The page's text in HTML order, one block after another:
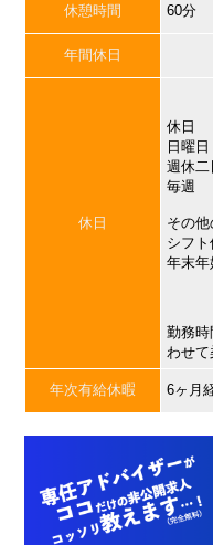
休憩時間 60分
年間休日
休日
休日
日曜
週休二
毎週
その他
シフト
年末
勤務
わせて
年次有給休暇 6ヶ月